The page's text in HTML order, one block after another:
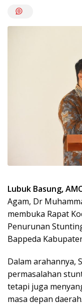
Lubuk Basung,
Agam, Dr
membuka Rapat
Penurunan
Bappeda
Dalam arahannya,
permasalahan
tetapi juga
masa depan daerah.